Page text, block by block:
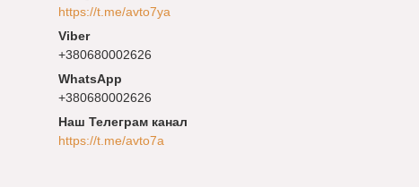
https://t.me/avto7ya
+380680002626
+380680002626
Наш Телеграм канал
https://t.me/avto7a